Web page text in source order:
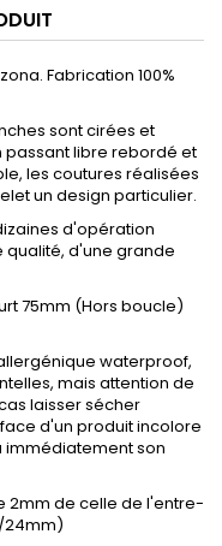
Fabrication 100%
sont cirées et
passant libre rebordé et
les coutures réalisées
un design particulier.
d'opération
qualité, d'une grande
75mm (Hors boucle)
waterproof,
mais attention de
laisser sécher
d'un produit incolore
immédiatement son
2mm de celle de l'entre-
24mm)